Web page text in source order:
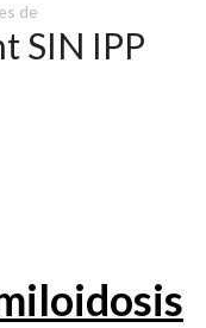
de
SIN IPP